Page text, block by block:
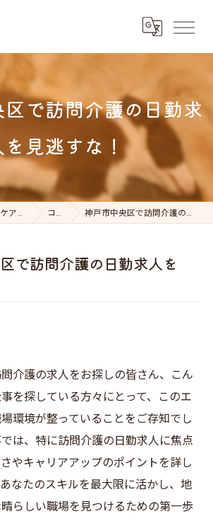
で訪問介護の日勤求
を見逃すな！
神戸の訪問介護はケアステーションDear コラム 神戸市中央区で訪問介護の日勤求人を見逃すな！
で訪問介護の日勤求人を
介護の求人をお探しの皆さん、こん
を探している方々にとって、このエ
環境が整っていることをご存知でし
は、特に訪問介護の日勤求人に焦点
やキャリアアップのポイントを詳し
なたのスキルを最大限に活かし、地
らしい職場を見つけるための第一歩